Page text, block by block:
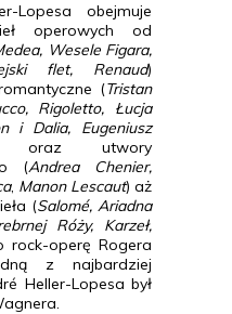
Lopesa obejmuje
operowych od
Wesele Figara,
flet, Renaud)
(Tristan
Rigoletto, Łucja
i Dalia, Eugeniusz
utwory
(Andrea Chenier,
, Manon Lescaut) aż
(Salomé, Ariadna
Róży, Karzeł,
operę Rogera
z najbardziej
Heller-Lopesa był